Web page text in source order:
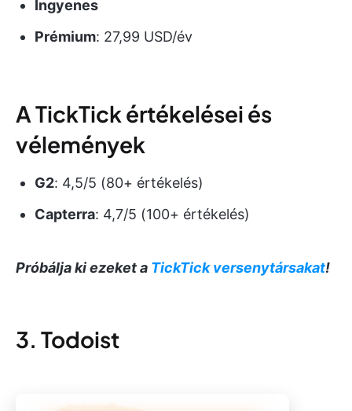
Ingyenes
Prémium: 27,99 USD/év
A TickTick értékelései és
vélemények
G2: 4,5/5 (80+ értékelés)
Capterra: 4,7/5 (100+ értékelés)
Próbálja ki ezeket a TickTick versenytársakat!
3. Todoist